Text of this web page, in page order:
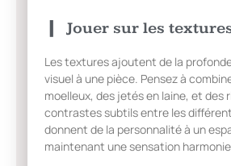
Jouer sur les
Les textures ajoutent de la
visuel à une pièce. Pensez à
moelleux, des jetés en laine, et des
contrastes subtils entre les
donnent de la personnalité à un
maintenant une sensation